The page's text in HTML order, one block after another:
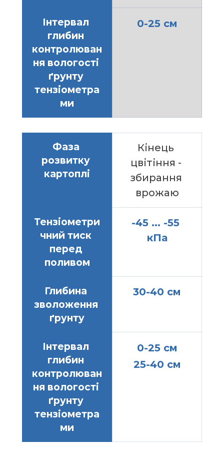
Інтервал
глибин
контролюван
ня вологості
ґрунту
тензіометра
ми
0-25 см
Фаза
розвитку
картоплі
Кінець
цвітіння -
збирання
врожаю
Тензіометри
чний тиск
перед
поливом
-45 ... -55
кПа
Глибина
зволоження
ґрунту
30-40 см
Інтервал
глибин
контролюван
ня вологості
ґрунту
тензіометра
ми
0-25 см
25-40 см